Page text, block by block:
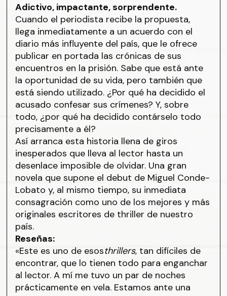
Adictivo, impactante, sorprendente.
Cuando el periodista recibe la propuesta,
llega inmediatamente a un acuerdo con el
diario más influyente del país, que le ofrece
publicar en portada las crónicas de sus
encuentros en la prisión. Sabe que está ante
la oportunidad de su vida, pero también que
está siendo utilizado. ¿Por qué ha decidido el
acusado confesar sus crímenes? Y, sobre
todo, ¿por qué ha decidido contárselo todo
precisamente a él?
Así arranca esta historia llena de giros
inesperados que lleva al lector hasta un
desenlace imposible de olvidar. Una gran
novela que supone el debut de Miguel Conde-
Lobato y, al mismo tiempo, su inmediata
consagración como uno de los mejores y más
originales escritores de thriller de nuestro
país.
Reseñas:
«Este es uno de esosthrillers, tan difíciles de
encontrar, que lo tienen todo para enganchar
al lector. A mí me tuvo un par de noches
prácticamente en vela. Estamos ante una